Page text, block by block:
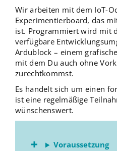
Wir arbeiten mit dem IoT-
Experimentierboard, das
ist. Programmiert wird mit
verfügbare
Ardublock – einem
mit dem Du auch ohne
zurechtkommst.
Es handelt sich um einen
ist eine regelmäßige
wünschenswert.
Voraussetzung